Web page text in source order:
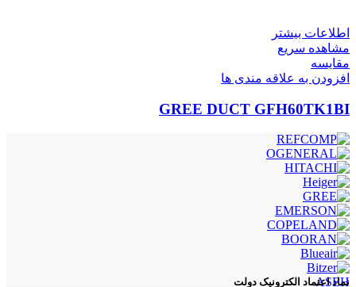
اطلاعات بیشتر
مشاهده سریع
مقایسه
افزودن به علاقه مندی ها
GREE DUCT GFH60TK1BI
ASEH
نماد اعتماد الکترونیک دولت